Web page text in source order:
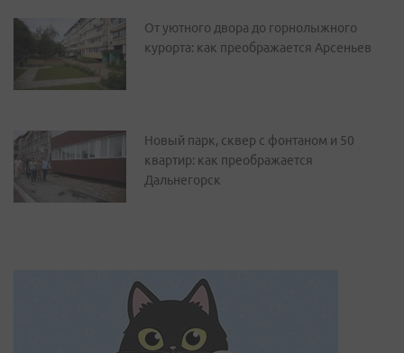
От уютного двора до горнолыжного
курорта: как преображается Арсеньев
Новый парк, сквер с фонтаном и 50
квартир: как преображается
Дальнегорск